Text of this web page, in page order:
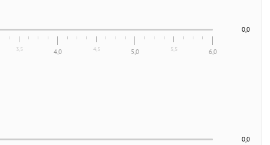
3,5 4,0 4,5 5,0 5,5 6,0
0,0
0,0